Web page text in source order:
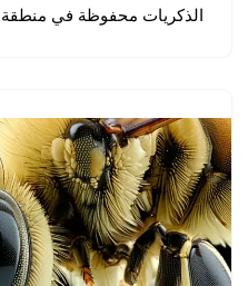
الذكريات محفوظة في منطقة